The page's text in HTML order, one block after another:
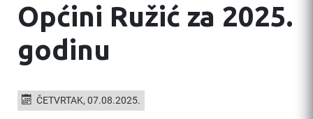
Općini Ružić za 2025.
godinu
ČETVRTAK, 07.08.2025.